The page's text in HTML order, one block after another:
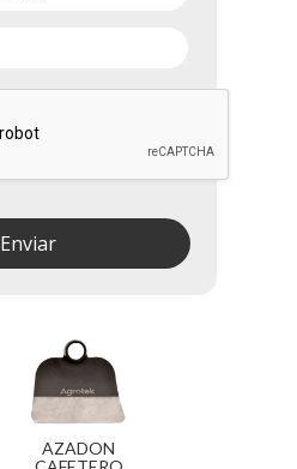
Añadir al
carrito
AZADON
Enviar